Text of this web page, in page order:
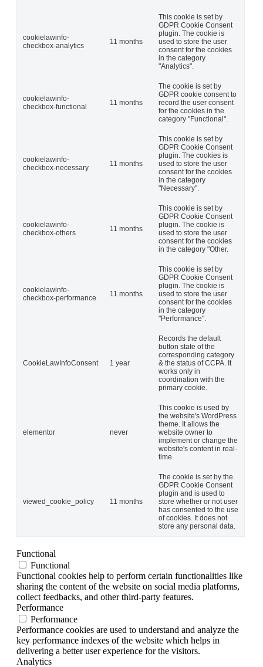
cookielawinfo-
checkbox-analytics
11 months
This cookie is set by
GDPR Cookie Consent
plugin. The cookie is
used to store the user
consent for the cookies
in the category
"Analytics".
cookielawinfo-
checkbox-functional
11 months
The cookie is set by
GDPR cookie consent to
record the user consent
for the cookies in the
category "Functional".
cookielawinfo-
checkbox-necessary
11 months
This cookie is set by
GDPR Cookie Consent
plugin. The cookies is
used to store the user
consent for the cookies
in the category
"Necessary".
cookielawinfo-
checkbox-others
11 months
This cookie is set by
GDPR Cookie Consent
plugin. The cookie is
used to store the user
consent for the cookies
in the category "Other.
cookielawinfo-
checkbox-performance
11 months
This cookie is set by
GDPR Cookie Consent
plugin. The cookie is
used to store the user
consent for the cookies
in the category
"Performance".
CookieLawInfoConsent 1 year
Records the default
button state of the
corresponding category
& the status of CCPA. It
works only in
coordination with the
primary cookie.
elementor never
This cookie is used by
the website's WordPress
theme. It allows the
website owner to
implement or change the
website's content in real-
time.
viewed_cookie_policy 11 months
The cookie is set by the
GDPR Cookie Consent
plugin and is used to
store whether or not user
has consented to the use
of cookies. It does not
store any personal data.
Functional
Functional
Functional cookies help to perform certain functionalities like
sharing the content of the website on social media platforms,
collect feedbacks, and other third-party features.
Performance
Performance
Performance cookies are used to understand and analyze the
key performance indexes of the website which helps in
delivering a better user experience for the visitors.
Analytics